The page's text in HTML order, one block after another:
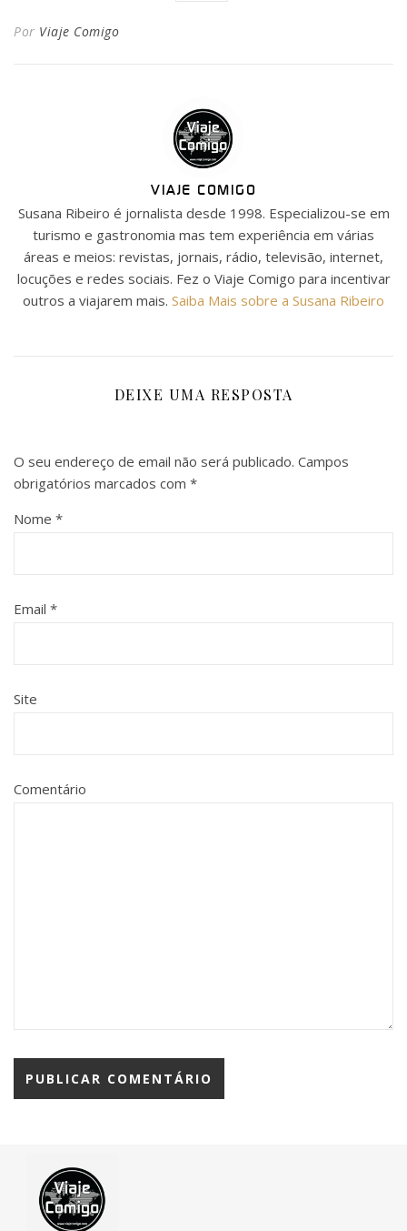
Por Viaje Comigo
VIAJE COMIGO
Susana Ribeiro é jornalista desde 1998. Especializou-se em
turismo e gastronomia mas tem experiência em várias
áreas e meios: revistas, jornais, rádio, televisão, internet,
locuções e redes sociais. Fez o Viaje Comigo para incentivar
outros a viajarem mais. Saiba Mais sobre a Susana Ribeiro
DEIXE UMA RESPOSTA
O seu endereço de email não será publicado. Campos
obrigatórios marcados com *
Nome *
Email *
Site
Comentário